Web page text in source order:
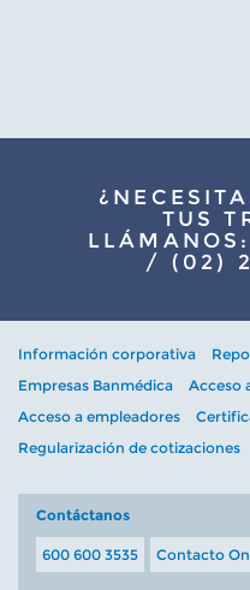
TUS
/ (02)
Información corporativa
Empresas Banmédica
Acceso
Acceso a empleadores
Regularización de cotizaciones
Contáctanos
600 600 3535 Contacto